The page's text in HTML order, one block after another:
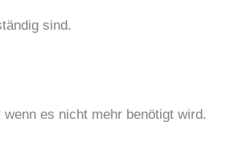
sind.
es nicht mehr benötigt wird.